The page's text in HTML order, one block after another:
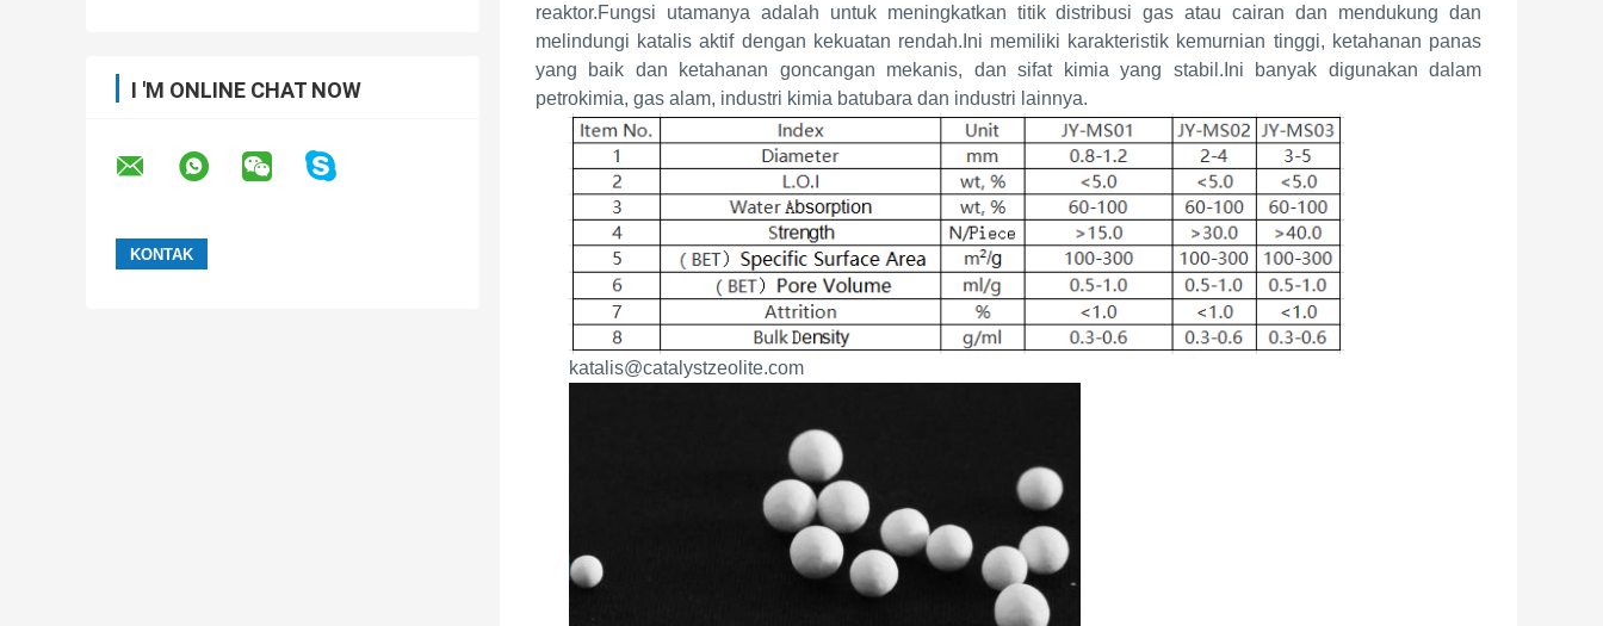
I 'M ONLINE CHAT NOW
reaktor.Fungsi utamanya adalah untuk meningkatkan titik distribusi gas atau cairan dan mendukung dan
melindungi katalis aktif dengan kekuatan rendah.Ini memiliki karakteristik kemurnian tinggi, ketahanan panas
yang baik dan ketahanan goncangan mekanis, dan sifat kimia yang stabil.Ini banyak digunakan dalam
petrokimia, gas alam, industri kimia batubara dan industri lainnya.
katalis@catalystzeolite.com